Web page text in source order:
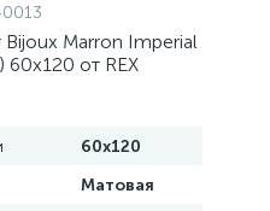
Bijoux Marron Imperial
60x120 от REX
60x120
Матовая